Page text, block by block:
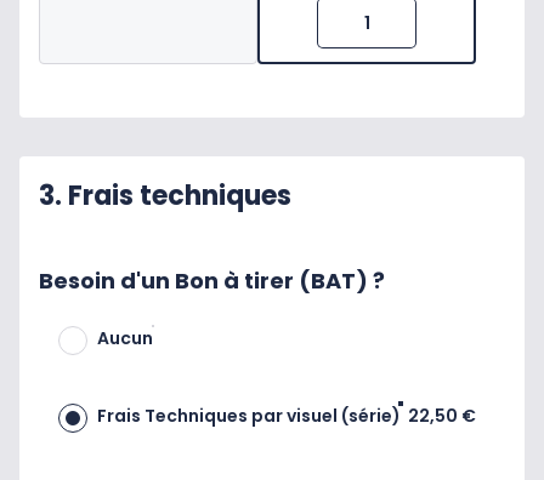
3. Frais techniques
Besoin d'un Bon à tirer (BAT) ?
Aucun
Frais Techniques par visuel (série) 22,50 €